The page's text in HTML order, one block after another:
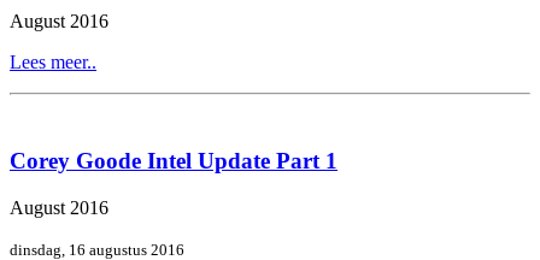
August 2016
Lees meer..
Corey Goode Intel Update Part 1
August 2016
dinsdag, 16 augustus 2016